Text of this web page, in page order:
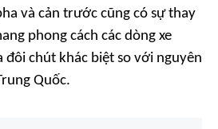
và cản trước cũng có sự thay
phong cách các dòng xe
đôi chút khác biệt so với nguyên
Quốc.